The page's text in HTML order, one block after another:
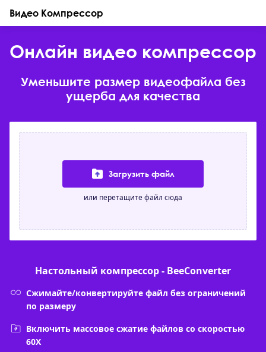
Видео Компрессор
Онлайн видео компрессор
Уменьшите размер видеофайла без
ущерба для качества
Загрузить файл
или перетащите файл сюда
Настольный компрессор - BeeConverter
Сжимайте/конвертируйте файл без ограничений
по размеру
Включить массовое сжатие файлов со скоростью
60X